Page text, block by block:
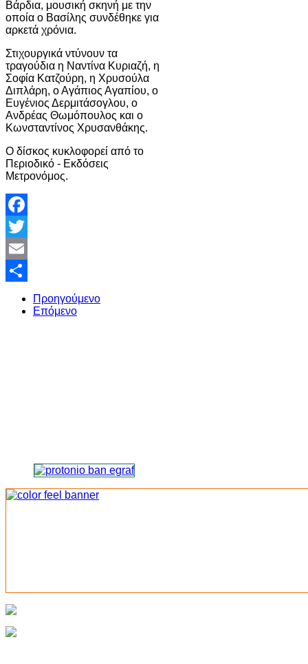
Βάρδια, μουσική σκηνή με την
οποία ο Βασίλης συνδέθηκε για
αρκετά χρόνια.
Στιχουργικά ντύνουν τα
τραγούδια η Ναντίνα Κυριαζή, η
Σοφία Κατζούρη, η Χρυσούλα
Διπλάρη, ο Αγάπιος Αγαπίου, ο
Ευγένιος Δερμιτάσογλου, ο
Ανδρέας Θωμόπουλος και ο
Κωνσταντίνος Χρυσανθάκης.
O δίσκος κυκλοφορεί από το
Περιοδικό - Εκδόσεις
Μετρονόμος.
Facebook
Twitter
Email
Share
Προηγούμενο
Επόμενο